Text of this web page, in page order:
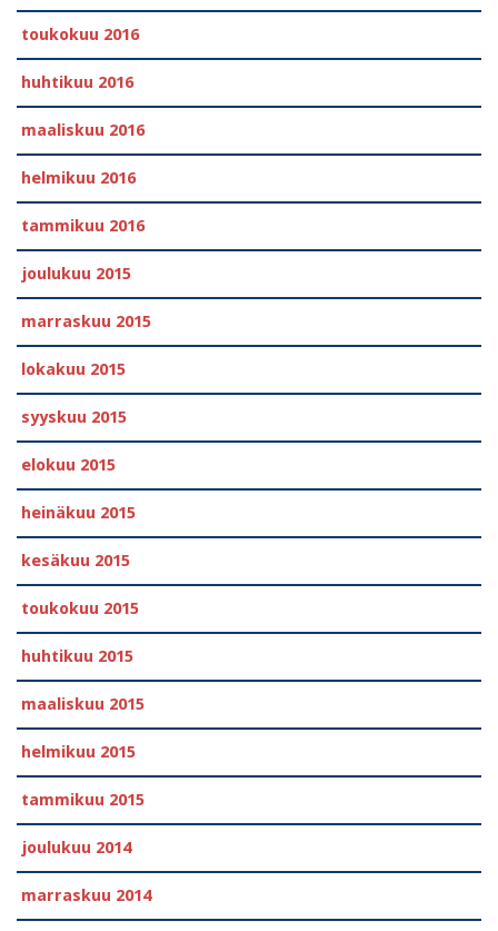
toukokuu 2016
huhtikuu 2016
maaliskuu 2016
helmikuu 2016
tammikuu 2016
joulukuu 2015
marraskuu 2015
lokakuu 2015
syyskuu 2015
elokuu 2015
heinäkuu 2015
kesäkuu 2015
toukokuu 2015
huhtikuu 2015
maaliskuu 2015
helmikuu 2015
tammikuu 2015
joulukuu 2014
marraskuu 2014